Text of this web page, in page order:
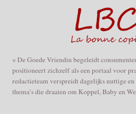
« De Goede Vriendin begeleidt
positioneert zichzelf als een portaal voor
redactieteam verspreidt dagelijks nuttige
thema’s die draaien om Koppel, Baby en